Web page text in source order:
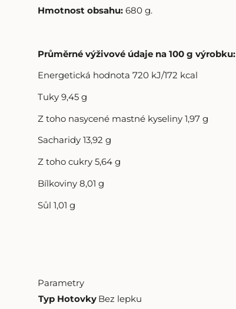
Hmotnost obsahu:680 g.
Průměrné výživové údaje na 100 g výrobku:
Energetická hodnota 720 kJ/172 kcal
Tuky 9,45 g
Z toho nasycené mastné kyseliny 1,97 g
Sacharidy 13,92 g
Z toho cukry 5,64 g
Bílkoviny 8,01 g
Sůl 1,01 g
Parametry
Typ Hotovky Bez lepku